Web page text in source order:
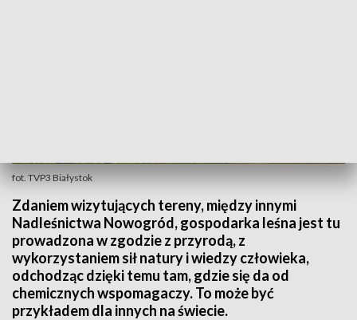
fot. TVP3 Białystok
Zdaniem wizytujących tereny, między innymi
Nadleśnictwa Nowogród, gospodarka leśna jest tu
prowadzona w zgodzie z przyrodą, z
wykorzystaniem sił natury i wiedzy człowieka,
odchodząc dzięki temu tam, gdzie się da od
chemicznych wspomagaczy. To może być
przykładem dla innych na świecie.